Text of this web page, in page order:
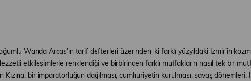
Wanda Arcas’ın tarif defterleri üzerinden iki farklı yüzyıldaki İzmir’in
etkileşimlerle renklendiği ve birbirinden farklı mutfakların nasıl tek bir
bir imparatorluğun dağılması, cumhuriyetin kurulması, savaş